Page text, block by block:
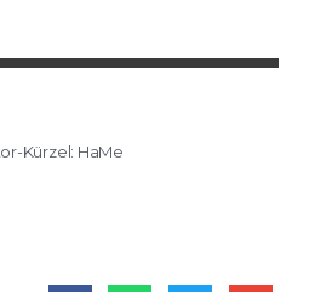
Kürzel: HaMe